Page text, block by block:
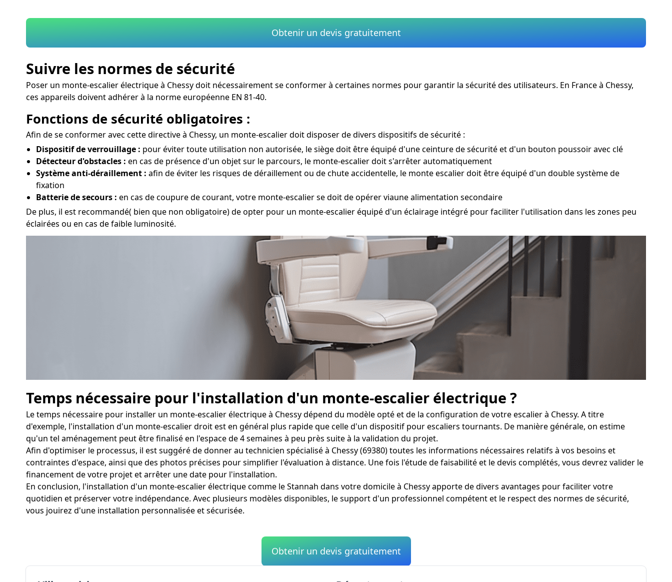
Obtenir un devis gratuitement
Suivre les normes de sécurité
Poser un monte-escalier électrique à Chessy doit nécessairement se conformer à certaines normes pour garantir la sécurité des utilisateurs. En France à Chessy,
ces appareils doivent adhérer à la norme européenne EN 81-40.
Fonctions de sécurité obligatoires :
Afin de se conformer avec cette directive à Chessy, un monte-escalier doit disposer de divers dispositifs de sécurité :
Dispositif de verrouillage : pour éviter toute utilisation non autorisée, le siège doit être équipé d'une ceinture de sécurité et d'un bouton poussoir avec clé
Détecteur d'obstacles : en cas de présence d'un objet sur le parcours, le monte-escalier doit s'arrêter automatiquement
Système anti-déraillement : afin de éviter les risques de déraillement ou de chute accidentelle, le monte escalier doit être équipé d'un double système de
fixation
Batterie de secours : en cas de coupure de courant, votre monte-escalier se doit de opérer viaune alimentation secondaire
De plus, il est recommandé( bien que non obligatoire) de opter pour un monte-escalier équipé d'un éclairage intégré pour faciliter l'utilisation dans les zones peu
éclairées ou en cas de faible luminosité.
Temps nécessaire pour l'installation d'un monte-escalier électrique ?
Le temps nécessaire pour installer un monte-escalier électrique à Chessy dépend du modèle opté et de la configuration de votre escalier à Chessy. A titre
d'exemple, l'installation d'un monte-escalier droit est en général plus rapide que celle d'un dispositif pour escaliers tournants. De manière générale, on estime
qu'un tel aménagement peut être finalisé en l'espace de 4 semaines à peu près suite à la validation du projet.
Afin d'optimiser le processus, il est suggéré de donner au technicien spécialisé à Chessy (69380) toutes les informations nécessaires relatifs à vos besoins et
contraintes d'espace, ainsi que des photos précises pour simplifier l'évaluation à distance. Une fois l'étude de faisabilité et le devis complétés, vous devrez valider le
financement de votre projet et arrêter une date pour l'installation.
En conclusion, l'installation d'un monte-escalier électrique comme le Stannah dans votre domicile à Chessy apporte de divers avantages pour faciliter votre
quotidien et préserver votre indépendance. Avec plusieurs modèles disponibles, le support d'un professionnel compétent et le respect des normes de sécurité,
vous jouirez d'une installation personnalisée et sécurisée.
Obtenir un devis gratuitement